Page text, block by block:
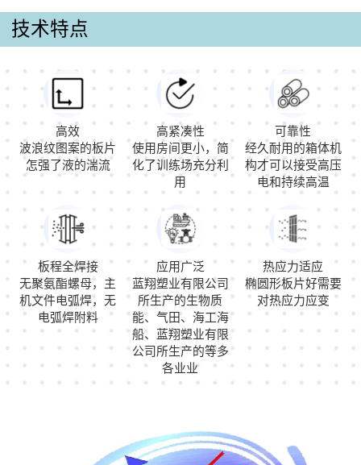
技术特点
高效
波浪纹图案的板片
怎强了液的湍流
高紧凑性
使用房间更小，简
化了训练场充分利
用
可靠性
经久耐用的箱体机
构才可以接受高压
电和持续高温
板程全焊接
无聚氨酯螺母，主
机文件电弧焊，无
电弧焊附料
应用广泛
蓝翔塑业有限公司
所生产的生物质
能、气田、海工海
船、蓝翔塑业有限
公司所生产的等多
各业业
热应力适应
椭圆形板片好需要
对热应力应变